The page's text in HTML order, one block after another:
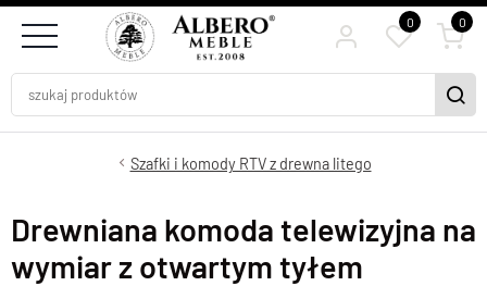
0 0
Szafki i komody RTV z drewna litego
Drewniana komoda telewizyjna na
wymiar z otwartym tyłem